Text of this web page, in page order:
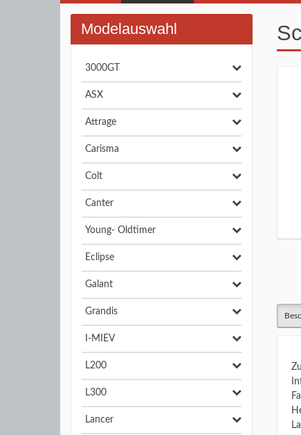
Modelauswahl
3000GT
ASX
Attrage
Carisma
Colt
Canter
Young- Oldtimer
Eclipse
Galant
Grandis
I-MIEV
L200
L300
Lancer